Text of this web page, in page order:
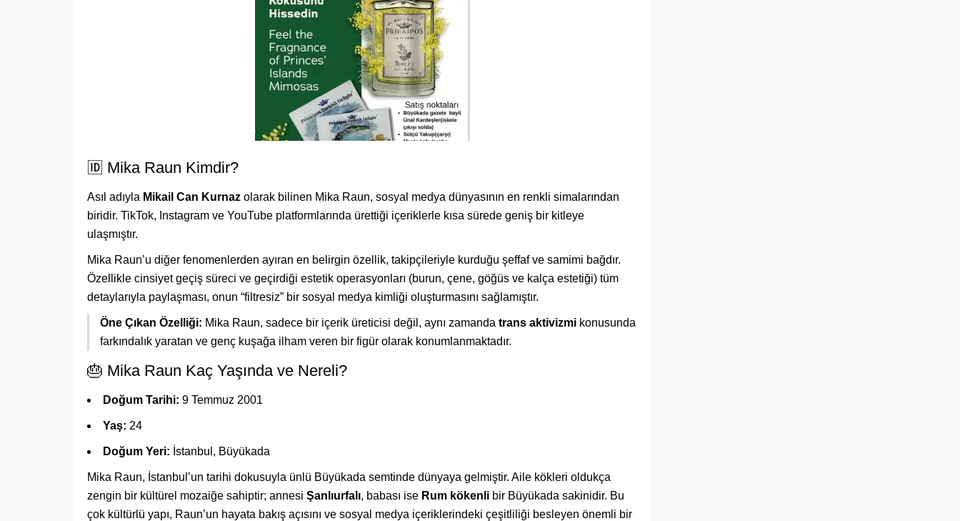
🆔 Mika Raun Kimdir?
Asıl adıyla Mikail Can Kurnaz olarak bilinen Mika Raun, sosyal medya dünyasının en renkli simalarından
biridir. TikTok, Instagram ve YouTube platformlarında ürettiği içeriklerle kısa sürede geniş bir kitleye
ulaşmıştır.
Mika Raun’u diğer fenomenlerden ayıran en belirgin özellik, takipçileriyle kurduğu şeffaf ve samimi bağdır.
Özellikle cinsiyet geçiş süreci ve geçirdiği estetik operasyonları (burun, çene, göğüs ve kalça estetiği) tüm
detaylarıyla paylaşması, onun “filtresiz” bir sosyal medya kimliği oluşturmasını sağlamıştır.
Öne Çıkan Özelliği: Mika Raun, sadece bir içerik üreticisi değil, aynı zamanda trans aktivizmi konusunda
farkındalık yaratan ve genç kuşağa ilham veren bir figür olarak konumlanmaktadır.
🎂 Mika Raun Kaç Yaşında ve Nereli?
Doğum Tarihi: 9 Temmuz 2001
Yaş: 24
Doğum Yeri: İstanbul, Büyükada
Mika Raun, İstanbul’un tarihi dokusuyla ünlü Büyükada semtinde dünyaya gelmiştir. Aile kökleri oldukça
zengin bir kültürel mozaiğe sahiptir; annesi Şanlıurfalı, babası ise Rum kökenli bir Büyükada sakinidir. Bu
çok kültürlü yapı, Raun’un hayata bakış açısını ve sosyal medya içeriklerindeki çeşitliliği besleyen önemli bir